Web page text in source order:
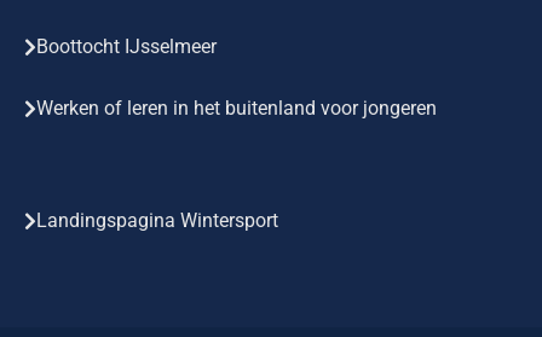
Boottocht IJsselmeer
Werken of leren in het buitenland voor jongeren
Landingspagina Wintersport